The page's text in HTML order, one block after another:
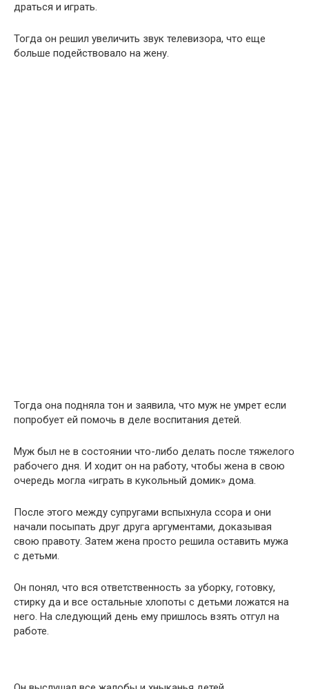
драться и играть.
Тогда он решил увеличить звук телевизора, что еще
больше подействовало на жену.
Тогда она подняла тон и заявила, что муж не умрет если
попробует ей помочь в деле воспитания детей.
Муж был не в состоянии что-либо делать после тяжелого
рабочего дня. И ходит он на работу, чтобы жена в свою
очередь могла «играть в кукольный домик» дома.
После этого между супругами вспыхнула ссора и они
начали посыпать друг друга аргументами, доказывая
свою правоту. Затем жена просто решила оставить мужа
с детьми.
Он понял, что вся ответственность за уборку, готовку,
стирку да и все остальные хлопоты с детьми ложатся на
него. На следующий день ему пришлось взять отгул на
работе.